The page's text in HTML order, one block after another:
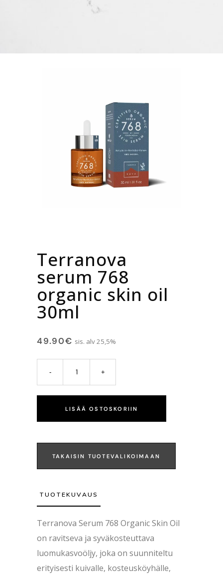
Terranova
serum 768
organic skin oil
30ml
49.90€ sis. alv 25,5%
LISÄÄ OSTOSKORIIN
TAKAISIN TUOTEVALIKOIMAAN
TUOTEKUVAUS
Terranova Serum 768 Organic Skin Oil
on ravitseva ja syväkosteuttava
luomukasvoöljy, joka on suunniteltu
erityisesti kuivalle, kosteusköyhälle,